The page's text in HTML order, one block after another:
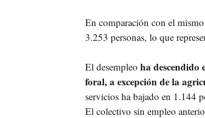
En comparación con el
3.253 personas, lo que
El desempleo ha descendido
foral, a excepción de la
servicios ha bajado en 1.144
El colectivo sin empleo